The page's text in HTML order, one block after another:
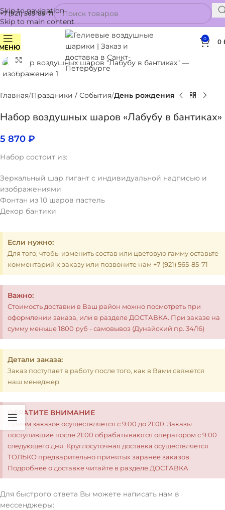
Skip to navigation
Skip to main content
+7 (921) 565-85-71
0 0
Нажмите, чтобы увеличить
Главная Праздники / События День рождения
Набор воздушных шаров «Лабубу в бантиках»
5 870 ₽
Набор состоит из:
Зеркальный шар гигант с индивидуальной надписью и
изображениями
Фонтан из 10 шаров пастель
Декор бантики
Если нужно:
Для того, чтобы изменить состав или цветовую гамму оставьте
комментарий к заказу или позвоните нам +7 (921) 565-85-71
Важно:
Стоимость доставки в Ваш район можно посмотреть при
оформлении заказа, или в разделе ДОСТАВКА. При заказе на
сумму меньше 1800 руб - самовывоз (Дунайский пр. 34/16)
Детали заказа:
Заказ поступает в работу после того, как в Вами свяжется
наш менеджер
ОБРАТИТЕ ВНИМАНИЕ
Прием заказов осуществляется с 9:00 до 21:00. Заказы
поступившие после 21:00 обрабатываются оператором с 9:00
следующего дня. Круглосуточная доставка осуществляется
ТОЛЬКО предварительно принятых заранее заказов.
Подробнее о доставке читайте в разделе ДОСТАВКА
Для быстрого ответа Вы можете написать нам в
мессенджеры: